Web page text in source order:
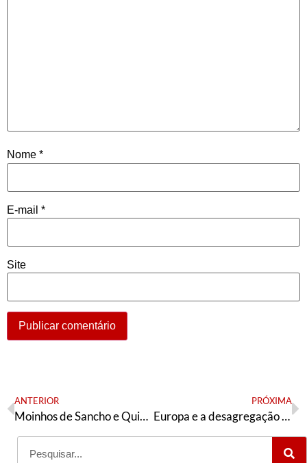
Nome *
E-mail *
Site
ANTERIOR
Moinhos de Sancho e Quixote: Uma Jornada Literária Entre o Real e o Fantástico
PRÓXIMA
Europa e a desagregação do sistema capitalista – II